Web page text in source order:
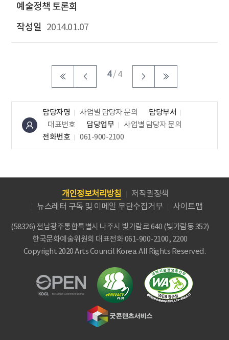
예술정책 토론회
2014.01.07
4/ 4
담당자명 사업별 담당자 문의
담당부서
대표번호
담당업무
사업별 담당자 문의
전화번호
061-900-2100
개인정보처리방침
저작권정책
뉴스레터 구독 및 이메일 무단수집거부
사이트맵
(58326) 전남광주통합특별시 나주시 빛가람로 640 (빛가람동 352)
한국문화예술위원회 대표전화 061-900-2100, 2200
Copyright 2020 Arts Council Korea. All Rights Reserved.